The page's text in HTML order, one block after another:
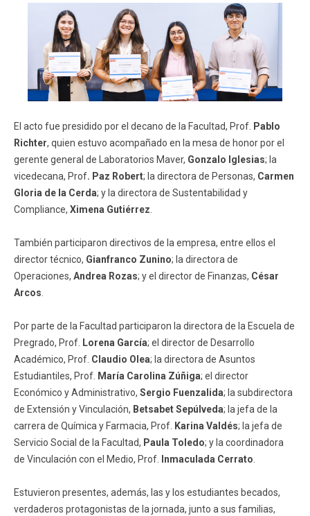
El acto fue presidido por el decano de la Facultad, Prof. Pablo
Richter, quien estuvo acompañado en la mesa de honor por el
gerente general de Laboratorios Maver, Gonzalo Iglesias; la
vicedecana, Prof. Paz Robert; la directora de Personas, Carmen
Gloria de la Cerda; y la directora de Sustentabilidad y
Compliance, Ximena Gutiérrez.
También participaron directivos de la empresa, entre ellos el
director técnico, Gianfranco Zunino; la directora de
Operaciones, Andrea Rozas; y el director de Finanzas, César
Arcos.
Por parte de la Facultad participaron la directora de la Escuela de
Pregrado, Prof. Lorena García; el director de Desarrollo
Académico, Prof. Claudio Olea; la directora de Asuntos
Estudiantiles, Prof. María Carolina Zúñiga; el director
Económico y Administrativo, Sergio Fuenzalida; la subdirectora
de Extensión y Vinculación, Betsabet Sepúlveda; la jefa de la
carrera de Química y Farmacia, Prof. Karina Valdés; la jefa de
Servicio Social de la Facultad, Paula Toledo; y la coordinadora
de Vinculación con el Medio, Prof. Inmaculada Cerrato.
Estuvieron presentes, además, las y los estudiantes becados,
verdaderos protagonistas de la jornada, junto a sus familias,